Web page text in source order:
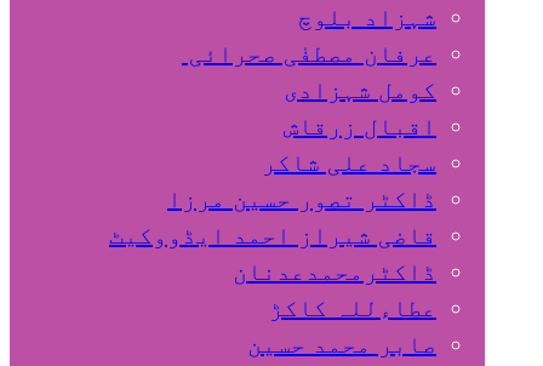
شہزاد بلوچ
عرفان مصطفٰی صحرائی
کومل شہزادی
اقبال زرقاش
سجاد علی شاکر
ڈاکٹر تصور حسین مرزا
قاضی شیراز احمد ایڈووکیٹ
ڈاکٹرمحمدعدنان
عطاءللہ کاکڑ
صابر محمد حسین